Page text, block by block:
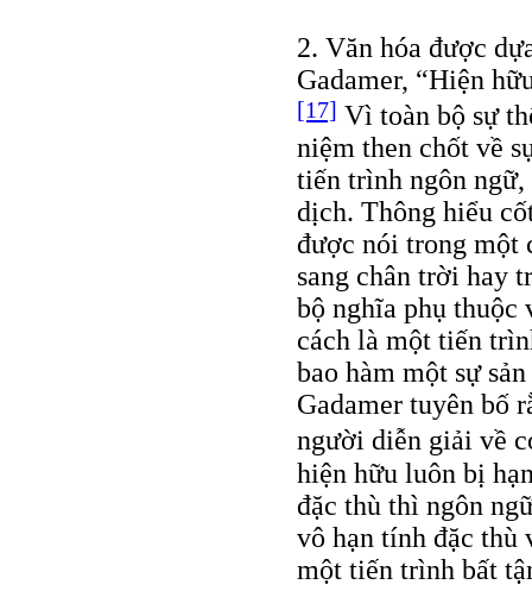
2. Văn hóa được
Gadamer, “Hiện
[17] Vì toàn bộ sự
niệm then chốt về
tiến trình ngôn
dịch. Thông hiểu
được nói trong một
sang chân trời hay
bộ nghĩa phụ
cách là một tiến
bao hàm một sự
Gadamer tuyên bố
người diễn giải về
hiện hữu luôn bị
đặc thù thì ngôn
vô hạn tính đặc thù
một tiến trình bất